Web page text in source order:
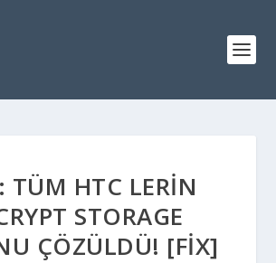
TÜM HTC LERIN
STORAGE
ÇÖZÜLDÜ! [FIX]